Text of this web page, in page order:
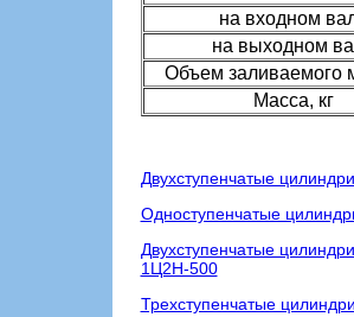
на входном
на выходном
Объем заливаемого
Масса, кг
Двухступенчатые
Одноступенчатые
Двухступенчатые
1Ц2Н-500
Трехступенчатые